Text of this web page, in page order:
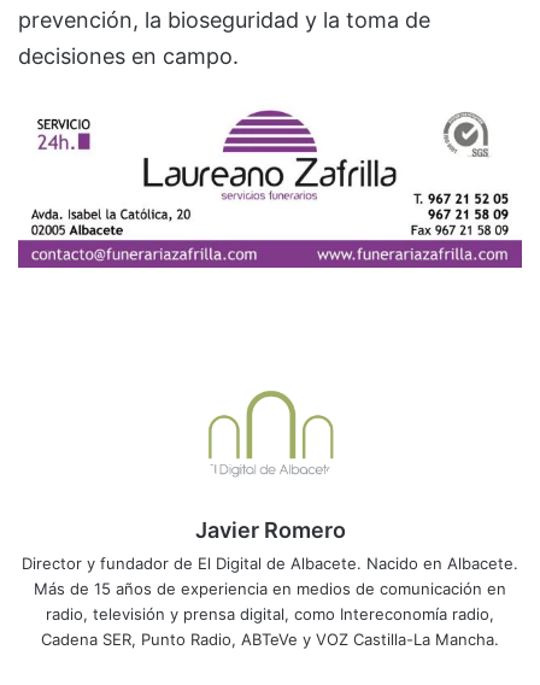
prevención, la bioseguridad y la toma de
decisiones en campo.
Javier Romero
Director y fundador de El Digital de Albacete. Nacido en Albacete.
Más de 15 años de experiencia en medios de comunicación en
radio, televisión y prensa digital, como Intereconomía radio,
Cadena SER, Punto Radio, ABTeVe y VOZ Castilla-La Mancha.